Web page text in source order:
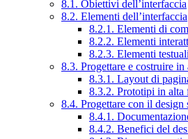
8.1. Obiettivi dell’interfaccia
8.2. Elementi dell’interfaccia
8.2.1. Elementi di
8.2.2. Elementi
8.2.3. Elementi
8.3. Progettare e costruire in
8.3.1. Layout di
8.3.2. Prototipi in alta
8.4. Progettare con il design
8.4.1.
8.4.2. Benefici del